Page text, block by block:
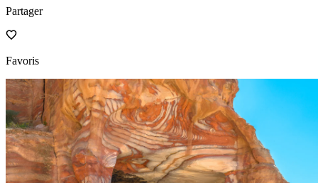
Partager
Favoris